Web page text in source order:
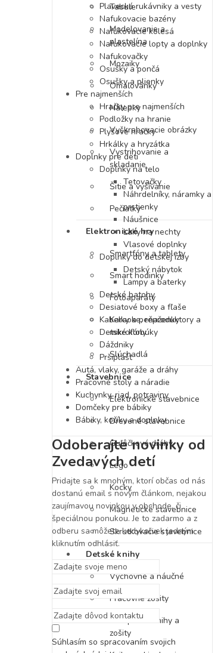
Tabule
Modelovanie a
plastelína
Mozaiky
Omaľovánky
Nálepky
Vyškrabovacie obrázky
Vystrihovanie a
skladanie
Šitie a vyšívanie
Pečiatky
Elektronické hry
Smartfóny a tablety
Smart hodinky
Fotoaparáty
Karaoke, reproduktory a
mikrofóny
Slúchadlá
Stavebnice
Elektronické stavebnice
Drevené stavebnice
Guľôčkové dráhy
Lego
Kocky
Magnetické stavebnice
Skrutkovacie stavebnice
Detské knihy
Výchovné a náučné
Pracovné zošity
Nálepkové knihy a
zošity
Plavecké rukávniky a vesty
Nafukovacie bazény
Nafukovacie kolesá
Nafukovacie lopty a doplnky
Nafukovačky
Osušky a pončá
Osušky a plienky
Pre najmenších
Hračky pre najmenších
Podložky na hranie
Plyšové hračky
Hrkálky a hryzátka
Doplnky pre deti
Doplnky na telo
Tetovačky
Náhrdelníky, náramky a
prstienky
Náušnice
Laky na nechty
Vlasové doplnky
Doplnky do detskej izby
Detský nábytok
Lampy a baterky
Detské batohy
Desiatové boxy a fľaše
Kabelky a peňaženky
Detské klobúky
Dáždniky
Pršiplášť
Autá, vlaky, garáže a dráhy
Pracovné stoly a náradie
Kuchynky, riad, potraviny
Domčeky pre bábiky
Bábiky, kočíky a doplnky
Odoberajte novinky od
Zvedavých detí
Pridajte sa k mnohým, ktorí občas od nás
dostanú email s novým článkom, nejakou
zaujímavou novinkou v obchode, či
špeciálnou ponukou. Je to zadarmo a z
odberu sa môžete kedykoľvek jedným
kliknutím odhlásiť.
Súhlasím so spracovaním svojich